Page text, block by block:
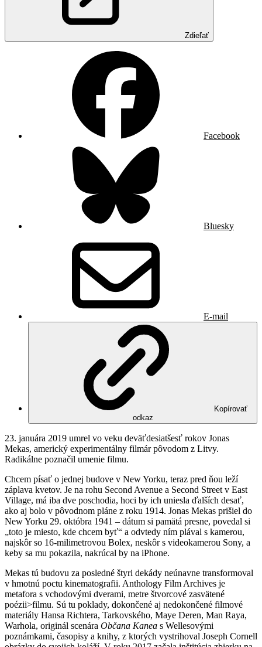
Zdieľať
Facebook
Bluesky
E-mail
Kopírovať
odkaz
23. januára 2019 umrel vo veku deväťdesiatšesť rokov Jonas
Mekas, americký experimentálny filmár pôvodom z Litvy.
Radikálne poznačil umenie filmu.
Chcem písať o jednej budove v New Yorku, teraz pred ňou leží
záplava kvetov. Je na rohu Second Avenue a Second Street v East
Village, má iba dve poschodia, hoci by ich uniesla ďalších desať,
ako aj bolo v pôvodnom pláne z roku 1914. Jonas Mekas prišiel do
New Yorku 29. októbra 1941 – dátum si pamätá presne, povedal si
„toto je miesto, kde chcem byť“ a odvtedy ním plával s kamerou,
najskôr so 16-milimetrovou Bolex, neskôr s videokamerou Sony, a
keby sa mu pokazila, nakrúcal by na iPhone.
Mekas tú budovu za posledné štyri dekády neúnavne transformoval
v hmotnú poctu kinematografii. Anthology Film Archives je
metafora s vchodovými dverami, metre štvorcové zasvätené
poézii>filmu. Sú tu poklady, dokončené aj nedokončené filmové
materiály Hansa Richtera, Tarkovského, Maye Deren, Man Raya,
Warhola, originál scenára Občana Kanea s Wellesovými
poznámkami, časopisy a knihy, z ktorých vystrihoval Joseph Cornell